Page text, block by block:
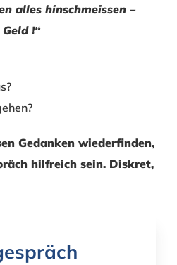
alles hinschmeissen –
!“
Gedanken wiederfinden,
hilfreich sein. Diskret,